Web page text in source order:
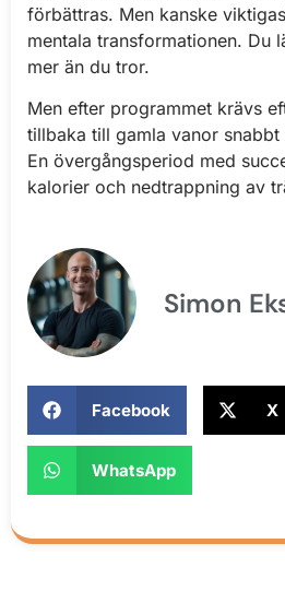
förbättras. Men kanske
mentala transformationen. Du
mer än du tror.
Men efter programmet krävs
tillbaka till gamla vanor snabbt
En övergångsperiod med
kalorier och nedtrappning av
Simon
Facebook X
WhatsApp